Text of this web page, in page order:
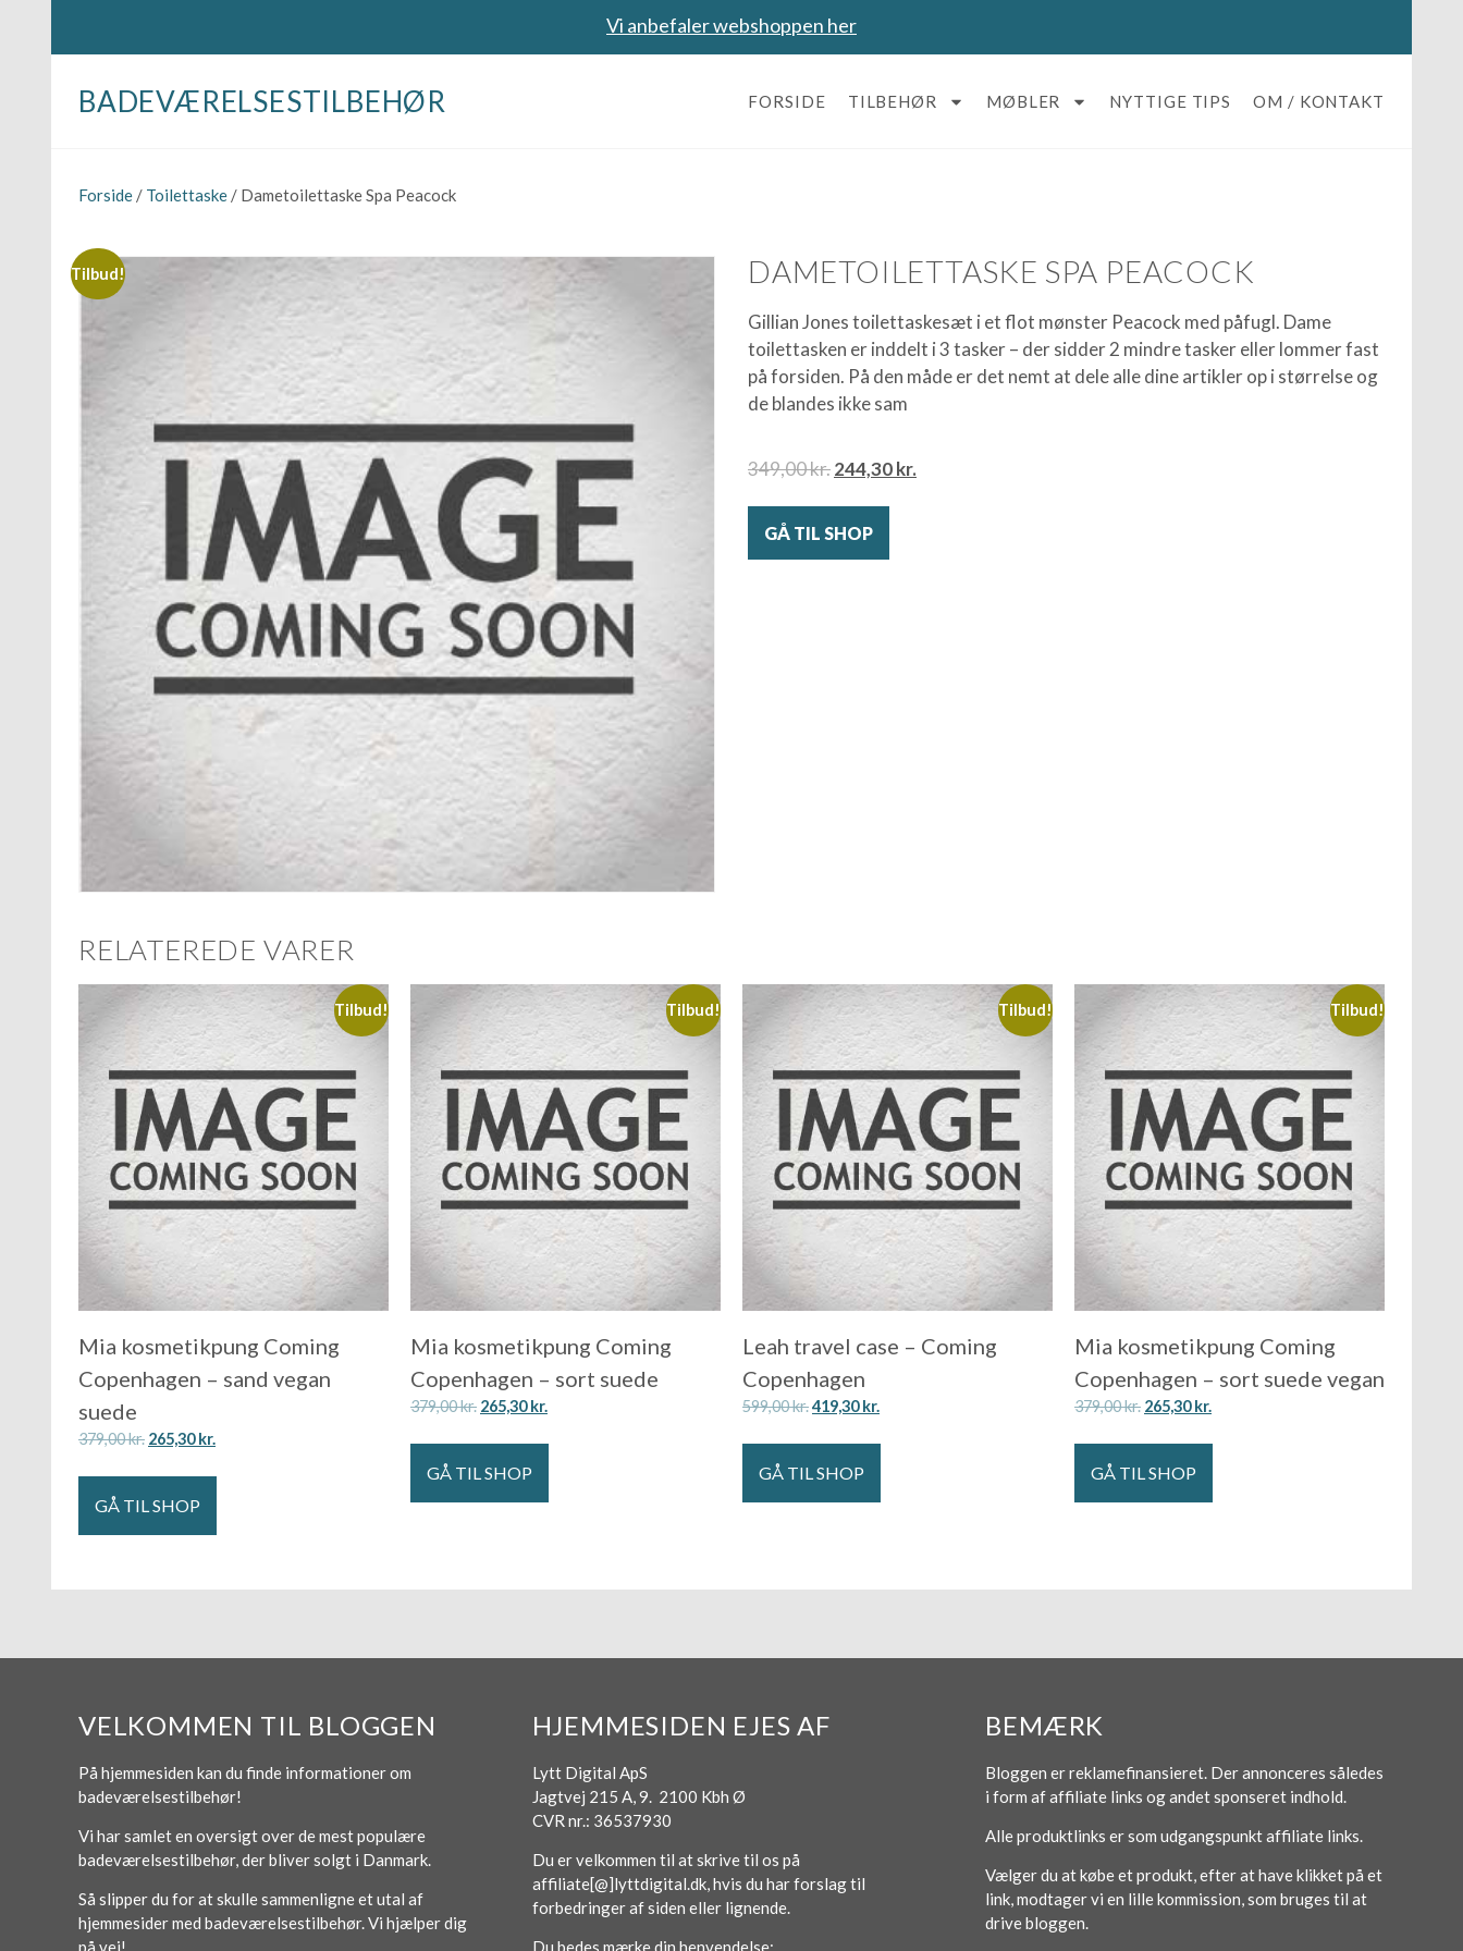
Vi anbefaler webshoppen her
BADEVÆRELSESTILBEHØR FORSIDE TILBEHØR MØBLER NYTTIGE TIPS OM / KONTAKT
Forside / Toilettaske / Dametoilettaske Spa Peacock
Tilbud! DAMETOILETTASKE SPA PEACOCK
Gillian Jones toilettaskesæt i et flot mønster Peacock med påfugl. Dame
toilettasken er inddelt i 3 tasker – der sidder 2 mindre tasker eller lommer fast
på forsiden. På den måde er det nemt at dele alle dine artikler op i størrelse og
de blandes ikke sam
349,00kr.244,30kr.
GÅ TIL SHOP
RELATEREDE VARER
Tilbud!
Mia kosmetikpung Coming
Copenhagen – sand vegan
suede
379,00kr. 265,30kr.
GÅ TIL SHOP
Tilbud!
Mia kosmetikpung Coming
Copenhagen – sort suede
379,00kr. 265,30kr.
GÅ TIL SHOP
Tilbud!
Leah travel case – Coming
Copenhagen
599,00kr.419,30kr.
GÅ TIL SHOP
Tilbud!
Mia kosmetikpung Coming
Copenhagen – sort suede vegan
379,00kr. 265,30kr.
GÅ TIL SHOP
VELKOMMEN TIL BLOGGEN
På hjemmesiden kan du finde informationer om
badeværelsestilbehør!
Vi har samlet en oversigt over de mest populære
badeværelsestilbehør, der bliver solgt i Danmark.
Så slipper du for at skulle sammenligne et utal af
hjemmesider med badeværelsestilbehør. Vi hjælper dig
HJEMMESIDEN EJES AF
Lytt Digital ApS
Jagtvej 215 A, 9. 2100 Kbh Ø
CVR nr.: 36537930
Du er velkommen til at skrive til os på
affiliate[@]lyttdigital.dk, hvis du har forslag til
forbedringer af siden eller lignende.
BEMÆRK
Bloggen er reklamefinansieret. Der annonceres således
i form af affiliate links og andet sponseret indhold.
Alle produktlinks er som udgangspunkt affiliate links.
Vælger du at købe et produkt, efter at have klikket på et
link, modtager vi en lille kommission, som bruges til at
drive bloggen.